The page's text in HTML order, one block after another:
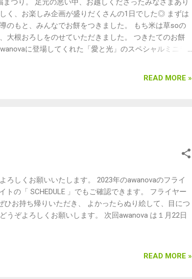
調味料など） ・百姓屋敷じろえむ（平飼い有精卵）＊
焼き芋 松岡（つぼ焼き芋） ・Share seeds（種の交換
） ・よこみね（包丁研ぎ屋さん） ・名前のないコーヒ
年の１〜３月、藁珈琲洞は佐久間ダムのアトリエで営
つり。 足元の悪い中、お越しくださったみなさまあり
く、お楽しみ企画が盛りだくさんの1日でした◎ まずは
のもと、みんなでお餅をつきました。 もち米は草soの
大根おろしをのせていただきました。 つきたてのお餅
に登場してくれた「愛と光」のスペシャルミニラ
、子どもたちも大はしゃぎ！ ゲスト出店のモンゴルウ
釘付けでした！ 豆家笑々の楽語は、年末にぴったりの
は、1月22日(日)に開催の旧暦新年・春節まつり。 詳
す。 みなさまのお越しを楽しみにお待ちしています◎
READ MORE »
ろしくお願いいたします。 2023年のawanovaのフライ
の「 SCHEDULE 」でもご確認できます。 フライヤー
ひお持ち帰りいただき、 よかったらぬり絵して、目につ
うぞよろしくお願いします。 次回awanova は１月22日
READ MORE »